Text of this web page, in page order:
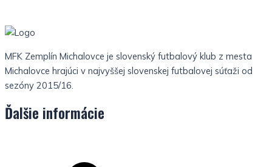
MFK Zemplín Michalovce je slovenský futbalový klub z mesta
Michalovce hrajúci v najvyššej slovenskej futbalovej súťaži od
sezóny 2015/16.
Ďalšie informácie